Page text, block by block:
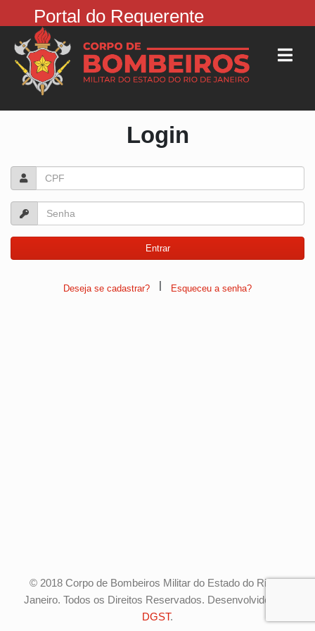
Portal do Requerente
Login
Deseja se cadastrar? | Esqueceu a senha?
© 2018 Corpo de Bombeiros Militar do Estado do Rio de
Janeiro. Todos os Direitos Reservados. Desenvolvido pela
DGST.